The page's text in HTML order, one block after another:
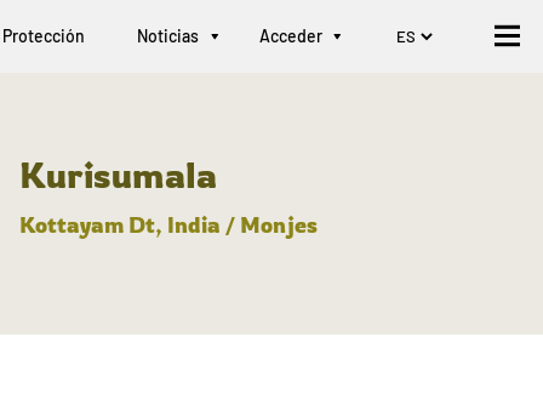
Protección Noticias Acceder
Kurisumala
Kottayam Dt, India / Monjes